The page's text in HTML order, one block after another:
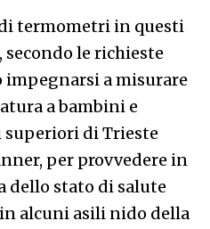
di termometri in questi
le richieste
impegnarsi a misurare
a bambini e
di Trieste
per provvedere in
dello stato di salute
alcuni asili nido della